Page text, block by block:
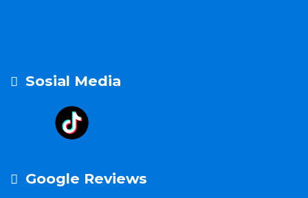
Sosial Media
Google Reviews